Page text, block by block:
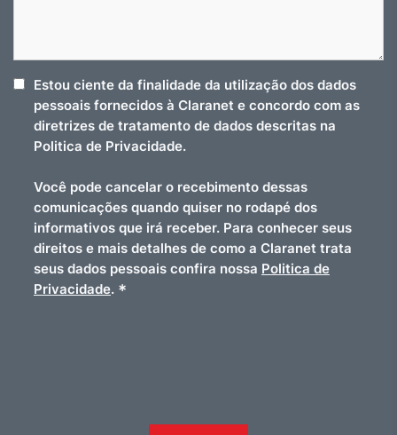
Estou ciente da finalidade da utilização dos dados
pessoais fornecidos à Claranet e concordo com as
diretrizes de tratamento de dados descritas na
Politica de Privacidade.
Você pode cancelar o recebimento dessas
comunicações quando quiser no rodapé dos
informativos que irá receber. Para conhecer seus
direitos e mais detalhes de como a Claranet trata
seus dados pessoais confira nossa Politica de
Privacidade. *